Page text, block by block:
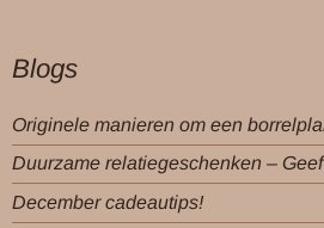
Blogs
Originele manieren om een
Duurzame relatiegeschenken –
December cadeautips!